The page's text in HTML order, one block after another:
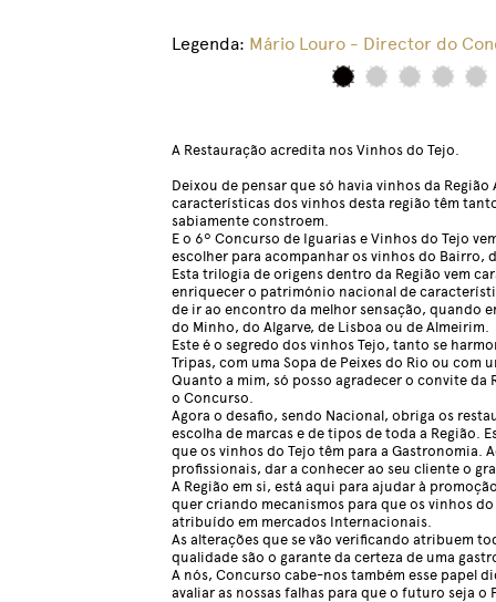
Legenda: Mário Louro - Director do
A Restauração acredita nos Vinhos do Tejo.
Deixou de pensar que só havia vinhos da
características dos vinhos desta região têm
sabiamente constroem.
E o 6º Concurso de Iguarias e Vinhos do Tejo
escolher para acompanhar os vinhos do Bairro,
Esta trilogia de origens dentro da Região vem
enriquecer o património nacional de
de ir ao encontro da melhor sensação, quando
do Minho, do Algarve, de Lisboa ou de Almeirim.
Este é o segredo dos vinhos Tejo, tanto se
Tripas, com uma Sopa de Peixes do Rio ou com
Quanto a mim, só posso agradecer o convite
o Concurso.
Agora o desafio, sendo Nacional, obriga os
escolha de marcas e de tipos de toda a Região.
que os vinhos do Tejo têm para a Gastronomia.
profissionais, dar a conhecer ao seu cliente
A Região em si, está aqui para ajudar à
quer criando mecanismos para que os vinhos
atribuído em mercados Internacionais.
As alterações que se vão verificando atribuem
qualidade são o garante da certeza de uma
A nós, Concurso cabe-nos também esse papel
avaliar as nossas falhas para que o futuro seja o